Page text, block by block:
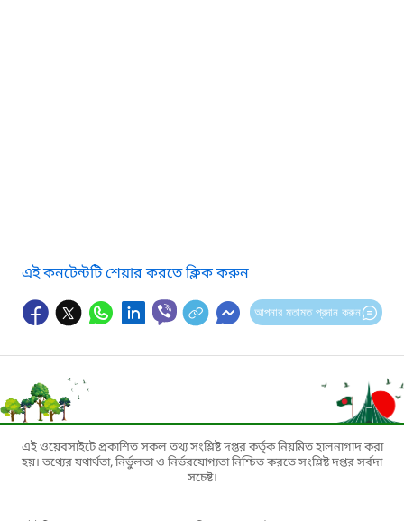
এই কনটেন্টটি শেয়ার করতে ক্লিক করুন
আপনার মতামত প্রদান করুন
এই ওয়েবসাইটে প্রকাশিত সকল তথ্য সংশ্লিষ্ট দপ্তর কর্তৃক নিয়মিত হালনাগাদ করা
হয়। তথ্যের যথার্থতা, নির্ভুলতা ও নির্ভরযোগ্যতা নিশ্চিত করতে সংশ্লিষ্ট দপ্তর সর্বদা
সচেষ্ট।